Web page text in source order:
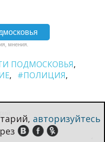
мнения.
ПОДМОСКОВЬЯ
#ПОЛИЦИЯ
авторизуйтесь